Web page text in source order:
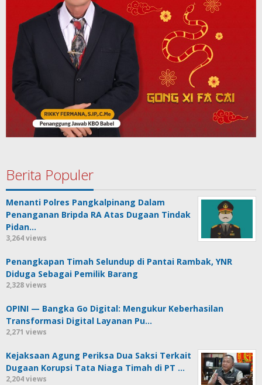
Berita Populer
Menanti Polres Pangkalpinang Dalam
Penanganan Bripda RA Atas Dugaan Tindak
Pidan…
3,264 views
Penangkapan Timah Selundup di Pantai Rambak, YNR
Diduga Sebagai Pemilik Barang
2,328 views
OPINI — Bangka Go Digital: Mengukur Keberhasilan
Transformasi Digital Layanan Pu…
2,271 views
Kejaksaan Agung Periksa Dua Saksi Terkait
Dugaan Korupsi Tata Niaga Timah di PT …
2,204 views